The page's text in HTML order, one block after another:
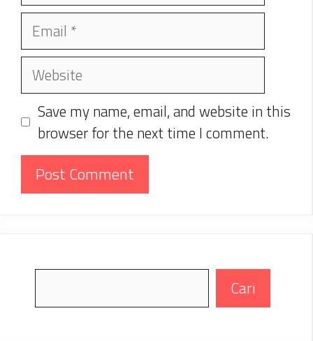
Email
Website
Save my name, email, and website in this
browser for the next time I comment.
Cari